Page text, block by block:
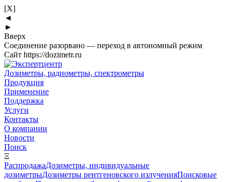
[X]
◄
►
Вверх
Соединение разорвано — переход в автономный режим
Сайт https://dozimetr.ru
Дозиметры, радиометры, спектрометры
Продукция
Применение
Поддержка
Услуги
Контакты
О компании
Новости
Поиск
Ξ
РаспродажаДозиметры, индивидуальные
дозиметрыДозиметры рентгеновского излученияПоисковые